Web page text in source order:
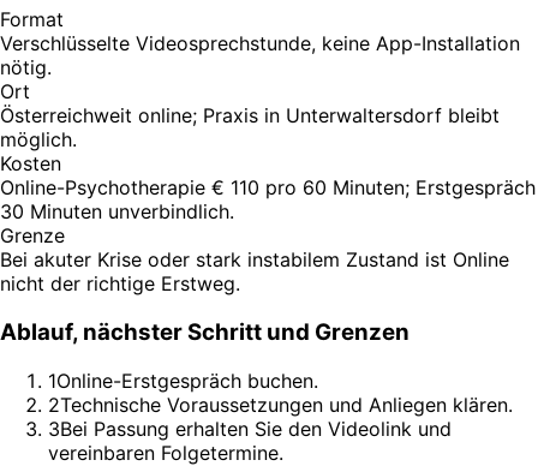
Format
Verschlüsselte Videosprechstunde, keine App-Installation
nötig.
Ort
Österreichweit online; Praxis in Unterwaltersdorf bleibt
möglich.
Kosten
Online-Psychotherapie € 110 pro 60 Minuten; Erstgespräch
30 Minuten unverbindlich.
Grenze
Bei akuter Krise oder stark instabilem Zustand ist Online
nicht der richtige Erstweg.
Ablauf, nächster Schritt und Grenzen
1Online-Erstgespräch buchen.
2Technische Voraussetzungen und Anliegen klären.
3Bei Passung erhalten Sie den Videolink und
vereinbaren Folgetermine.